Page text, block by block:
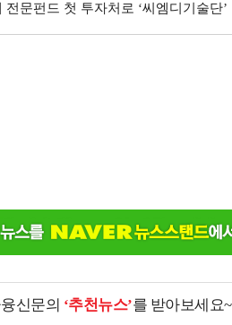
문펀드 첫 투자처로 ‘씨엠디기술단
신문의 ‘추천뉴스’를 받아보세요~